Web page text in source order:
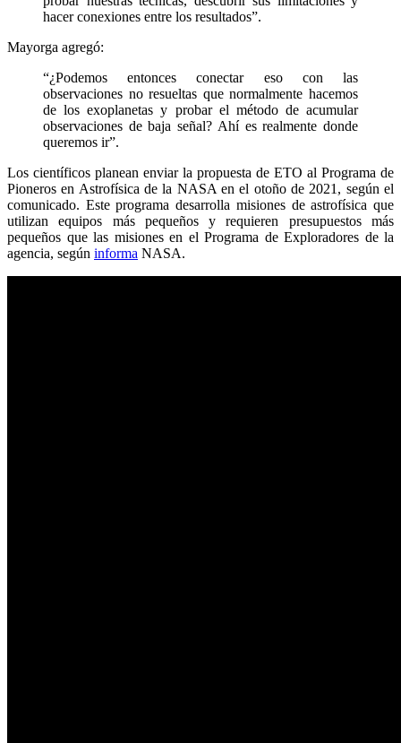
hacer conexiones entre los resultados”.
Mayorga agregó:
“¿Podemos entonces conectar eso con las
observaciones no resueltas que normalmente hacemos
de los exoplanetas y probar el método de acumular
observaciones de baja señal? Ahí es realmente donde
queremos ir”.
Los científicos planean enviar la propuesta de ETO al Programa de
Pioneros en Astrofísica de la NASA en el otoño de 2021, según el
comunicado. Este programa desarrolla misiones de astrofísica que
utilizan equipos más pequeños y requieren presupuestos más
pequeños que las misiones en el Programa de Exploradores de la
agencia, según informa NASA.